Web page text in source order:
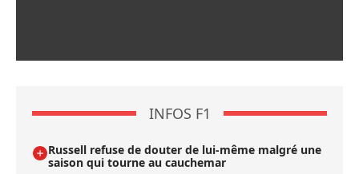
INFOS F1
Russell refuse de douter de lui-même malgré une
saison qui tourne au cauchemar